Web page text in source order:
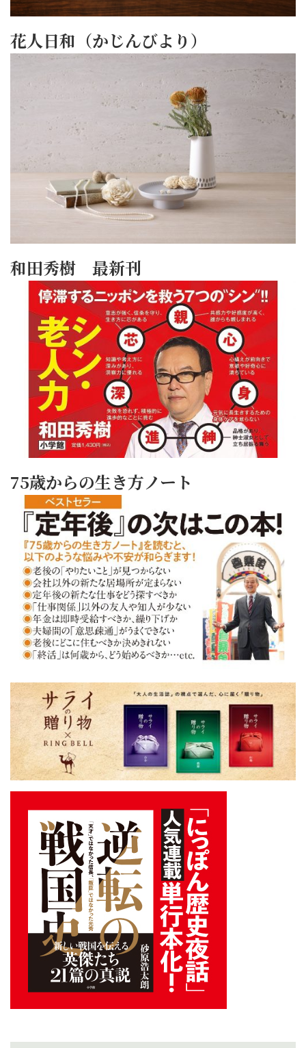
花人日和（かじんびより）
和田秀樹 最新刊
75歳からの生き方ノート